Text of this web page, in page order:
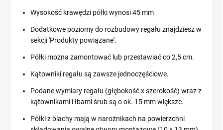
Wysokość krawędzi półki wynosi 45 mm
Dodatkowe poziomy do rozbudowy regału znajdziesz w
sekcji 'Produkty powiązane'.
Półki można zamontować lub przestawiać co 2,5 cm.
Kątowniki regału są zawsze jednoczęściowe.
Podane wymiary regału (głębokość x szerokość) wraz z
kątownikami i łbami śrub są o ok. 15 mm większe.
Półki z blachy mają w narożnikach na powierzchni